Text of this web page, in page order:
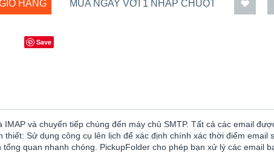
HÀNG MUA NGAY VỚI 1 NHẤP CHUỘT
Save
và chuyển tiếp chúng đến máy chủ SMTP. Tất cả các email
Sử dụng công cụ lên lịch để xác định chính xác thời điểm
quan nhanh chóng. PickupFolder cho phép bạn xử lý các email